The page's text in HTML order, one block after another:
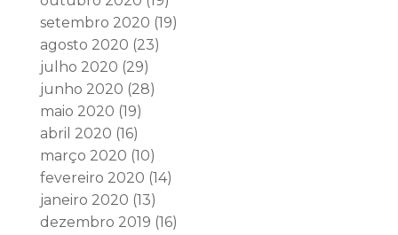
setembro 2020 (19)
agosto 2020 (23)
julho 2020 (29)
junho 2020 (28)
maio 2020 (19)
abril 2020 (16)
março 2020 (10)
fevereiro 2020 (14)
janeiro 2020 (13)
dezembro 2019 (16)